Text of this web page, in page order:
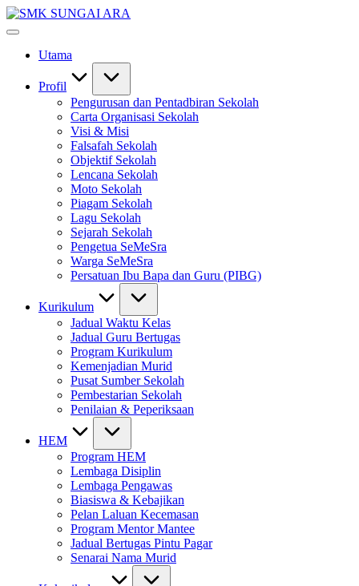
Skip
to
#KetekunanNadiKecemerlangan
#SeMeSradiHati
Utama
Profil
Pengurusan dan Pentadbiran Sekolah
Carta Organisasi Sekolah
Visi & Misi
Falsafah Sekolah
Objektif Sekolah
Lencana Sekolah
Moto Sekolah
Piagam Sekolah
Lagu Sekolah
Sejarah Sekolah
Pengetua SeMeSra
Warga SeMeSra
Persatuan Ibu Bapa dan Guru (PIBG)
Kurikulum
Jadual Waktu Kelas
Jadual Guru Bertugas
Program Kurikulum
Kemenjadian Murid
Pusat Sumber Sekolah
Pembestarian Sekolah
Penilaian & Peperiksaan
HEM
Program HEM
Lembaga Disiplin
Lembaga Pengawas
Biasiswa & Kebajikan
Pelan Laluan Kecemasan
Program Mentor Mantee
Jadual Bertugas Pintu Pagar
Senarai Nama Murid